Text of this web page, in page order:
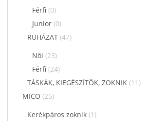
Férfi (0)
Junior (0)
RUHÁZAT (47)
Női (23)
Férfi (24)
TÁSKÁK, KIEGÉSZÍTŐK, ZOKNIK (11)
MICO (25)
Kerékpáros zoknik (1)